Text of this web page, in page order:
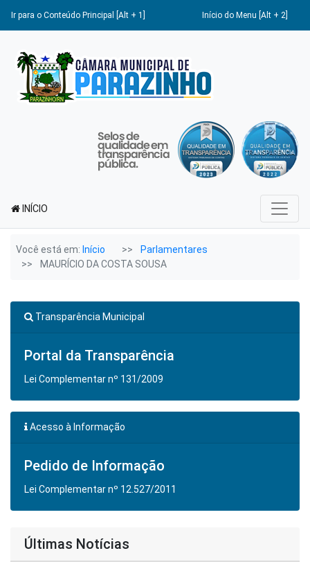
Ir para o Conteúdo Principal [Alt + 1] Início do Menu [Alt + 2]
INÍCIO
Você está em: Início
Parlamentares
MAURÍCIO DA COSTA SOUSA
Transparência Municipal
Portal da Transparência
Lei Complementar nº 131/2009
Acesso à Informação
Pedido de Informação
Lei Complementar nº 12.527/2011
Últimas Notícias